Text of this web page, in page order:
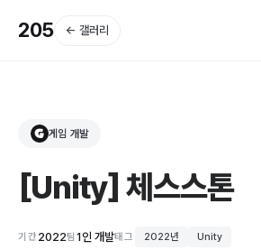
205 ← 갤러리
G 게임 개발
[Unity] 체스스톤
기간2022팀1인 개발태그 2022년 Unity